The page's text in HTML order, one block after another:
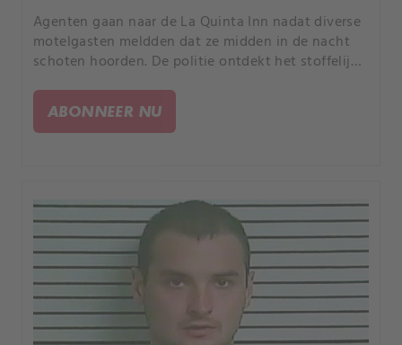
Agenten gaan naar de La Quinta Inn nadat diverse
motelgasten meldden dat ze midden in de nacht
schoten hoorden. De politie ontdekt het stoffelijk
neergeschoten en ter plaatse dood is verklaard.
ABONNEER NU